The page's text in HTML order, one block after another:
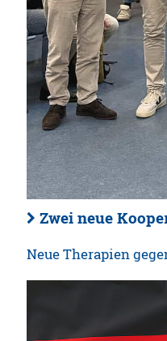
Zwei neue
Neue Therapien